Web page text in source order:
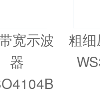
宽示波
器
粗